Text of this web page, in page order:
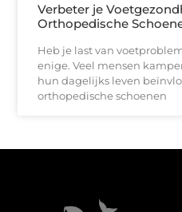
Verbeter je
Orthopedische
Heb je last van
enige. Veel mensen
hun dagelijks leven
orthopedische schoenen